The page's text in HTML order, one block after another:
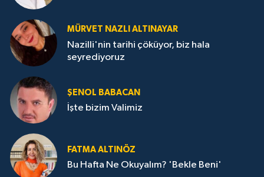
MÜRVET NAZLI ALTINAYAR
Nazilli'nin tarihi çöküyor, biz hala
seyrediyoruz
ŞENOL BABACAN
İşte bizim Valimiz
FATMA ALTINÖZ
Bu Hafta Ne Okuyalım? 'Bekle Beni'